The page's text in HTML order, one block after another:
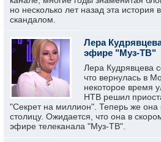
но несколько лет назад эта история
скандалом.
Лера
эфире "Муз-ТВ"
Лера Кудрявцева
что вернулась в
некоторое время
НТВ решил
"Секрет на миллион". Теперь же она
столицу. Ожидается, что она в
эфире телеканала "Муз-ТВ".